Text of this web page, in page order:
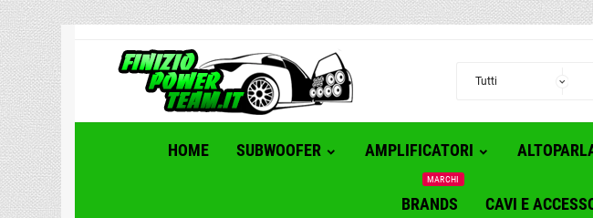
HOME SUBWOOFER AMPLIFICATORI
BRANDS
MARCHI
CAVI E